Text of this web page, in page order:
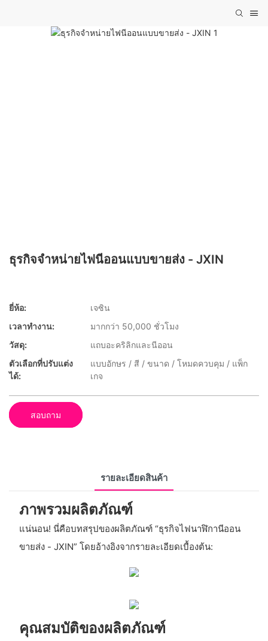
ธุรกิจจำหน่ายไฟนีออนแบบขายส่ง - JXIN
ยี่ห้อ:
เจซิน
เวลาทำงาน:
มากกว่า 50,000 ชั่วโมง
วัสดุ:
แถบอะคริลิกและนีออน
ตัวเลือกที่ปรับแต่ง
ได้:
แบบอักษร / สี / ขนาด / โหมดควบคุม / แพ็ก
เกจ
สอบถาม
รายละเอียดสินค้า
ภาพรวมผลิตภัณฑ์
แน่นอน! นี่คือบทสรุปของผลิตภัณฑ์ “ธุรกิจไฟนาฬิกานีออน
ขายส่ง - JXIN” โดยอ้างอิงจากรายละเอียดเบื้องต้น:
คุณสมบัติของผลิตภัณฑ์